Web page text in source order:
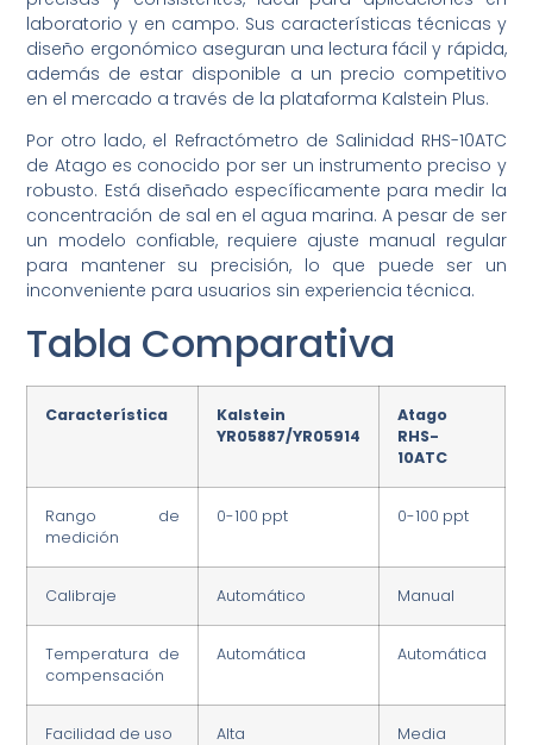
laboratorio y en campo. Sus características técnicas y
diseño ergonómico aseguran una lectura fácil y rápida,
además de estar disponible a un precio competitivo
en el mercado a través de la plataforma Kalstein Plus.
Por otro lado, el Refractómetro de Salinidad RHS-10ATC
de Atago es conocido por ser un instrumento preciso y
robusto. Está diseñado específicamente para medir la
concentración de sal en el agua marina. A pesar de ser
un modelo confiable, requiere ajuste manual regular
para mantener su precisión, lo que puede ser un
inconveniente para usuarios sin experiencia técnica.
Tabla Comparativa
Característica
Kalstein
YR05887/YR05914
Atago
RHS-
10ATC
Rango de
medición
0-100 ppt 0-100 ppt
Calibraje Automático Manual
Temperatura de
compensación
Automática Automática
Facilidad de uso Alta Media